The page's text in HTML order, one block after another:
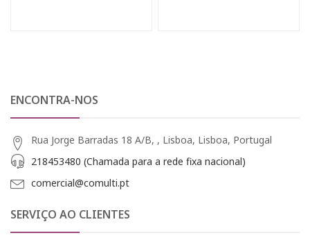
ENCONTRA-NOS
Rua Jorge Barradas 18 A/B, , Lisboa, Lisboa, Portugal
218453480 (Chamada para a rede fixa nacional)
comercial@comulti.pt
SERVIÇO AO CLIENTES